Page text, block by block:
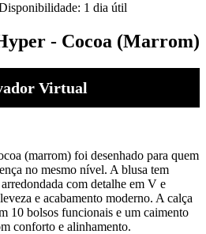
1 dia útil
- Cocoa (Marrom)
Virtual
(marrom) foi desenhado para quem
no mesmo nível. A blusa tem
com detalhe em V e
e acabamento moderno. A calça
10 bolsos funcionais e um caimento
conforto e alinhamento.